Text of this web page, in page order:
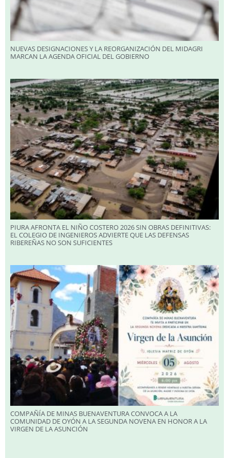
NUEVAS DESIGNACIONES Y LA REORGANIZACIÓN DEL MIDAGRI
MARCAN LA AGENDA OFICIAL DEL GOBIERNO
PIURA AFRONTA EL NIÑO COSTERO 2026 SIN OBRAS DEFINITIVAS:
EL COLEGIO DE INGENIEROS ADVIERTE QUE LAS DEFENSAS
RIBEREÑAS NO SON SUFICIENTES
COMPAÑÍA DE MINAS BUENAVENTURA CONVOCA A LA
COMUNIDAD DE OYÓN A LA SEGUNDA NOVENA EN HONOR A LA
VIRGEN DE LA ASUNCIÓN